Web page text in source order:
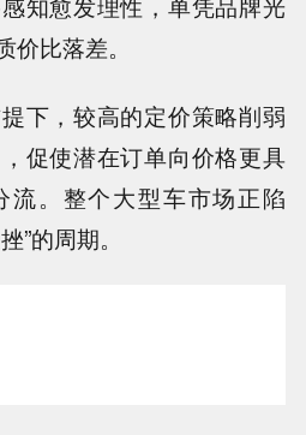
比落差。
下，较高的定价策略削弱
促使潜在订单向价格更具
流。整个大型车市场正陷
”的周期。